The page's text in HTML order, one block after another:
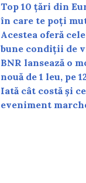
Top 10 țări din
în care te poți
Acestea oferă
bune condiții de
BNR lansează o
nouă de 1 leu, pe
Iată cât costă și ce
eveniment